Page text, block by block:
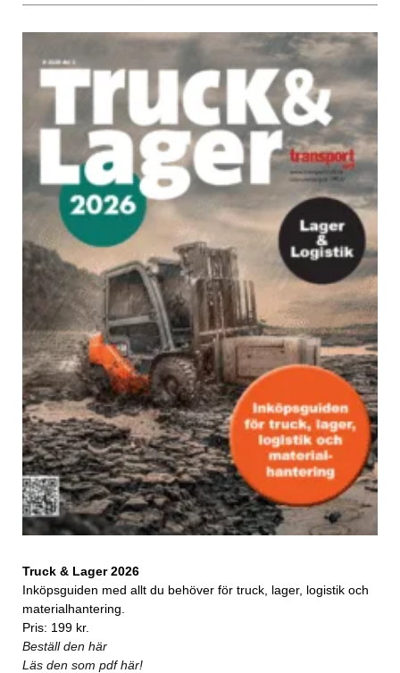
Truck & Lager 2026
Inköpsguiden med allt du behöver för truck, lager, logistik och
materialhantering.
Pris: 199 kr.
Beställ den här
Läs den som pdf här!